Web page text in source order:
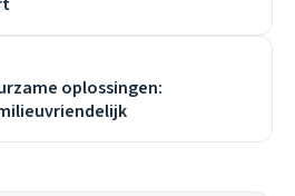
oplossingen: